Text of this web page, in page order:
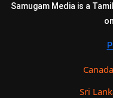
Samugam Media is a
Sri